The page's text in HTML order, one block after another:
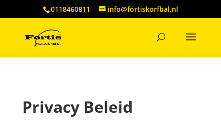
0118460811 info@fortiskorfbal.nl
Privacy Beleid